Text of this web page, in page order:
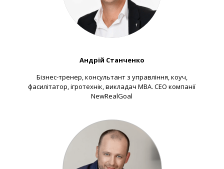
Андрій Станченко
Бізнес-тренер, консультант з управління, коуч,
фасилітатор, ігротехнік, викладач MBA. CEO компанії
NewRealGoal